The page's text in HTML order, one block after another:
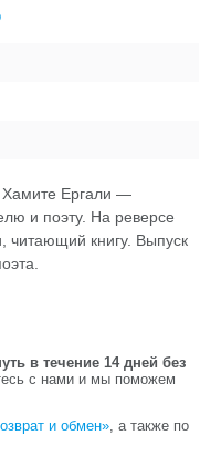
Ергали —
и поэту. На реверсе
читающий книгу. Выпуск
в течение 14 дней без
с нами и мы поможем
и обмен», а также по